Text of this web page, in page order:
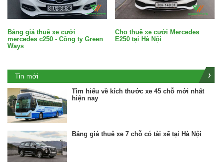
Bảng giá thuê xe cưới
mercedes c250 - Công ty Green
Ways
Cho thuê xe cưới Mercedes
E250 tại Hà Nội
Tin mới
Tìm hiểu về kích thước xe 45 chỗ mới nhất
hiện nay
Bảng giá thuê xe 7 chỗ có tài xế tại Hà Nội